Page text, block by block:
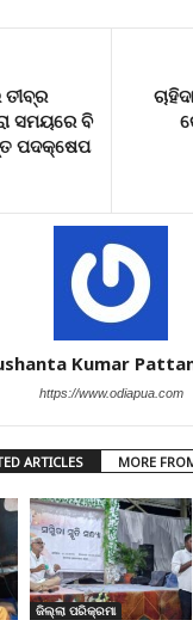
ସମୟରେ ବି
ପଦକ୍ଷେପ
Kumar
https://www.odiapua.com
ARTICLES MORE
ଜିଲ୍ଲା ପରିକ୍ରମା